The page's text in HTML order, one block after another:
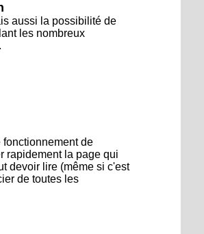
aussi la possibilité de
les nombreux
de
rapidement la page qui
devoir lire (même si c'est
de toutes les